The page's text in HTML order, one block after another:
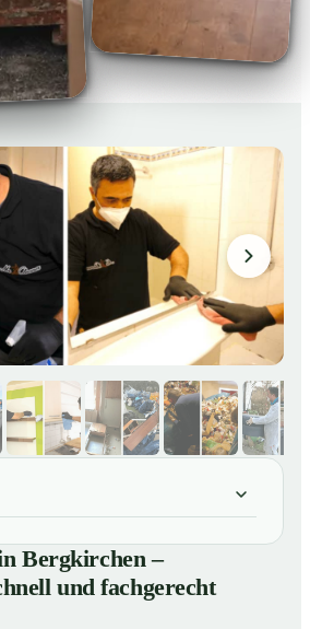
Bergkirchen – professionell, schnell
Bergkirchen –
und fachgerecht